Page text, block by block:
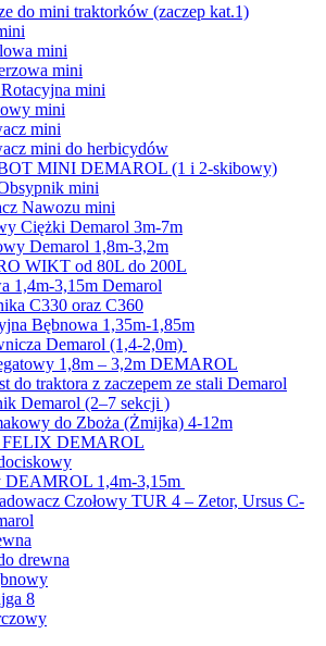
do mini traktorków (zaczep kat.1)
mini
mini
mini
mini
mini
mini do herbicydów
MINI DEMAROL (1 i 2-skibowy)
mini
Nawozu mini
Ciężki Demarol 3m-7m
Demarol 1,8m-3,2m
WIKT od 80L do 200L
1,4m-3,15m Demarol
C330 oraz C360
Bębnowa 1,35m-1,85m
Demarol (1,4-2,0m)
1,8m – 3,2m DEMAROL
do traktora z zaczepem ze stali Demarol
Demarol (2–7 sekcji )
do Zboża (Żmijka) 4-12m
FELIX DEMAROL
DEAMROL 1,4m-3,15m
Czołowy TUR 4 – Zetor, Ursus C-
drewna
8